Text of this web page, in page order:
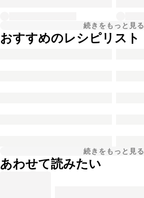
続きをもっと見る
おすすめのレシピリスト
続きをもっと見る
あわせて読みたい